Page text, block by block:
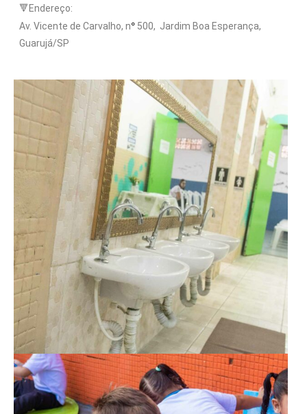
🔻Endereço:
Av. Vicente de Carvalho, n°500, Jardim Boa Esperança,
Guarujá/SP